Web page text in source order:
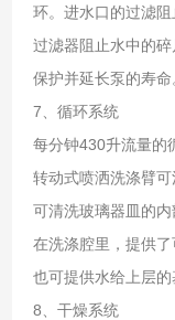
环。进水口的过滤
过滤器阻止水中的
保护并延长泵的寿命
7、循环系统
每分钟430升流量的
转动式喷洒洗涤臂
可清洗玻璃器皿的内
在洗涤腔里，提供
也可提供水给上层的
8、干燥系统